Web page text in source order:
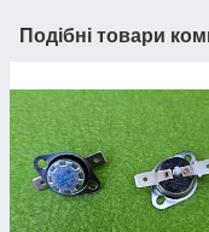
Подібні товари